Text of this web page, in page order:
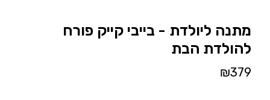
מתנה ליולדת - בייבי קייק פורח
להולדת הבת
₪379